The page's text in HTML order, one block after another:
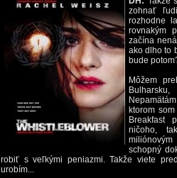
zohnať
rozhodne
rovnakým
začína
ako dlho to
bude
Môžem
ktorom
Breakfast
ničoho,
schopný
robiť s veľkými peniazmi. Takže viete
urobím...